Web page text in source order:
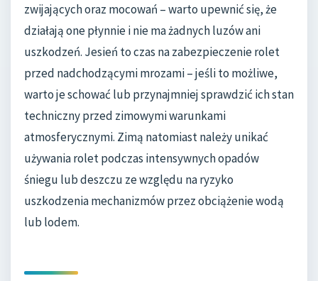
zwijających oraz mocowań – warto upewnić się, że
działają one płynnie i nie ma żadnych luzów ani
uszkodzeń. Jesień to czas na zabezpieczenie rolet
przed nadchodzącymi mrozami – jeśli to możliwe,
warto je schować lub przynajmniej sprawdzić ich stan
techniczny przed zimowymi warunkami
atmosferycznymi. Zimą natomiast należy unikać
używania rolet podczas intensywnych opadów
śniegu lub deszczu ze względu na ryzyko
uszkodzenia mechanizmów przez obciążenie wodą
lub lodem.